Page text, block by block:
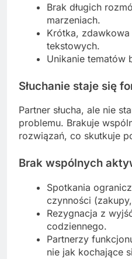
Brak długich
marzeniach.
Krótka,
tekstowych.
Unikanie tematów
Słuchanie staje się
Partner słucha, ale nie
problemu. Brakuje
rozwiązań, co skutkuje
Brak wspólnych
Spotkania
czynności
Rezygnacja z
codziennego.
Partnerzy
nie jak kochające